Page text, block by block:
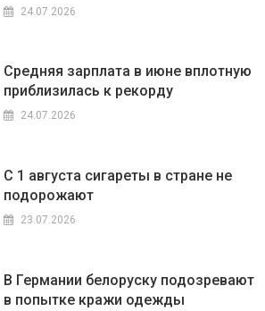
24.07.2026
Средняя зарплата в июне вплотную
приблизилась к рекорду
24.07.2026
С 1 августа сигареты в стране не
подорожают
23.07.2026
В Германии белоруску подозревают
в попытке кражи одежды